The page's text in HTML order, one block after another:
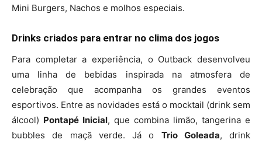
Mini Burgers, Nachos e molhos especiais.
Drinks criados para entrar no clima dos jogos
Para completar a experiência, o Outback desenvolveu
uma linha de bebidas inspirada na atmosfera de
celebração que acompanha os grandes eventos
esportivos. Entre as novidades está o mocktail (drink sem
álcool) Pontapé Inicial, que combina limão, tangerina e
bubbles de maçã verde. Já o Trio Goleada, drink